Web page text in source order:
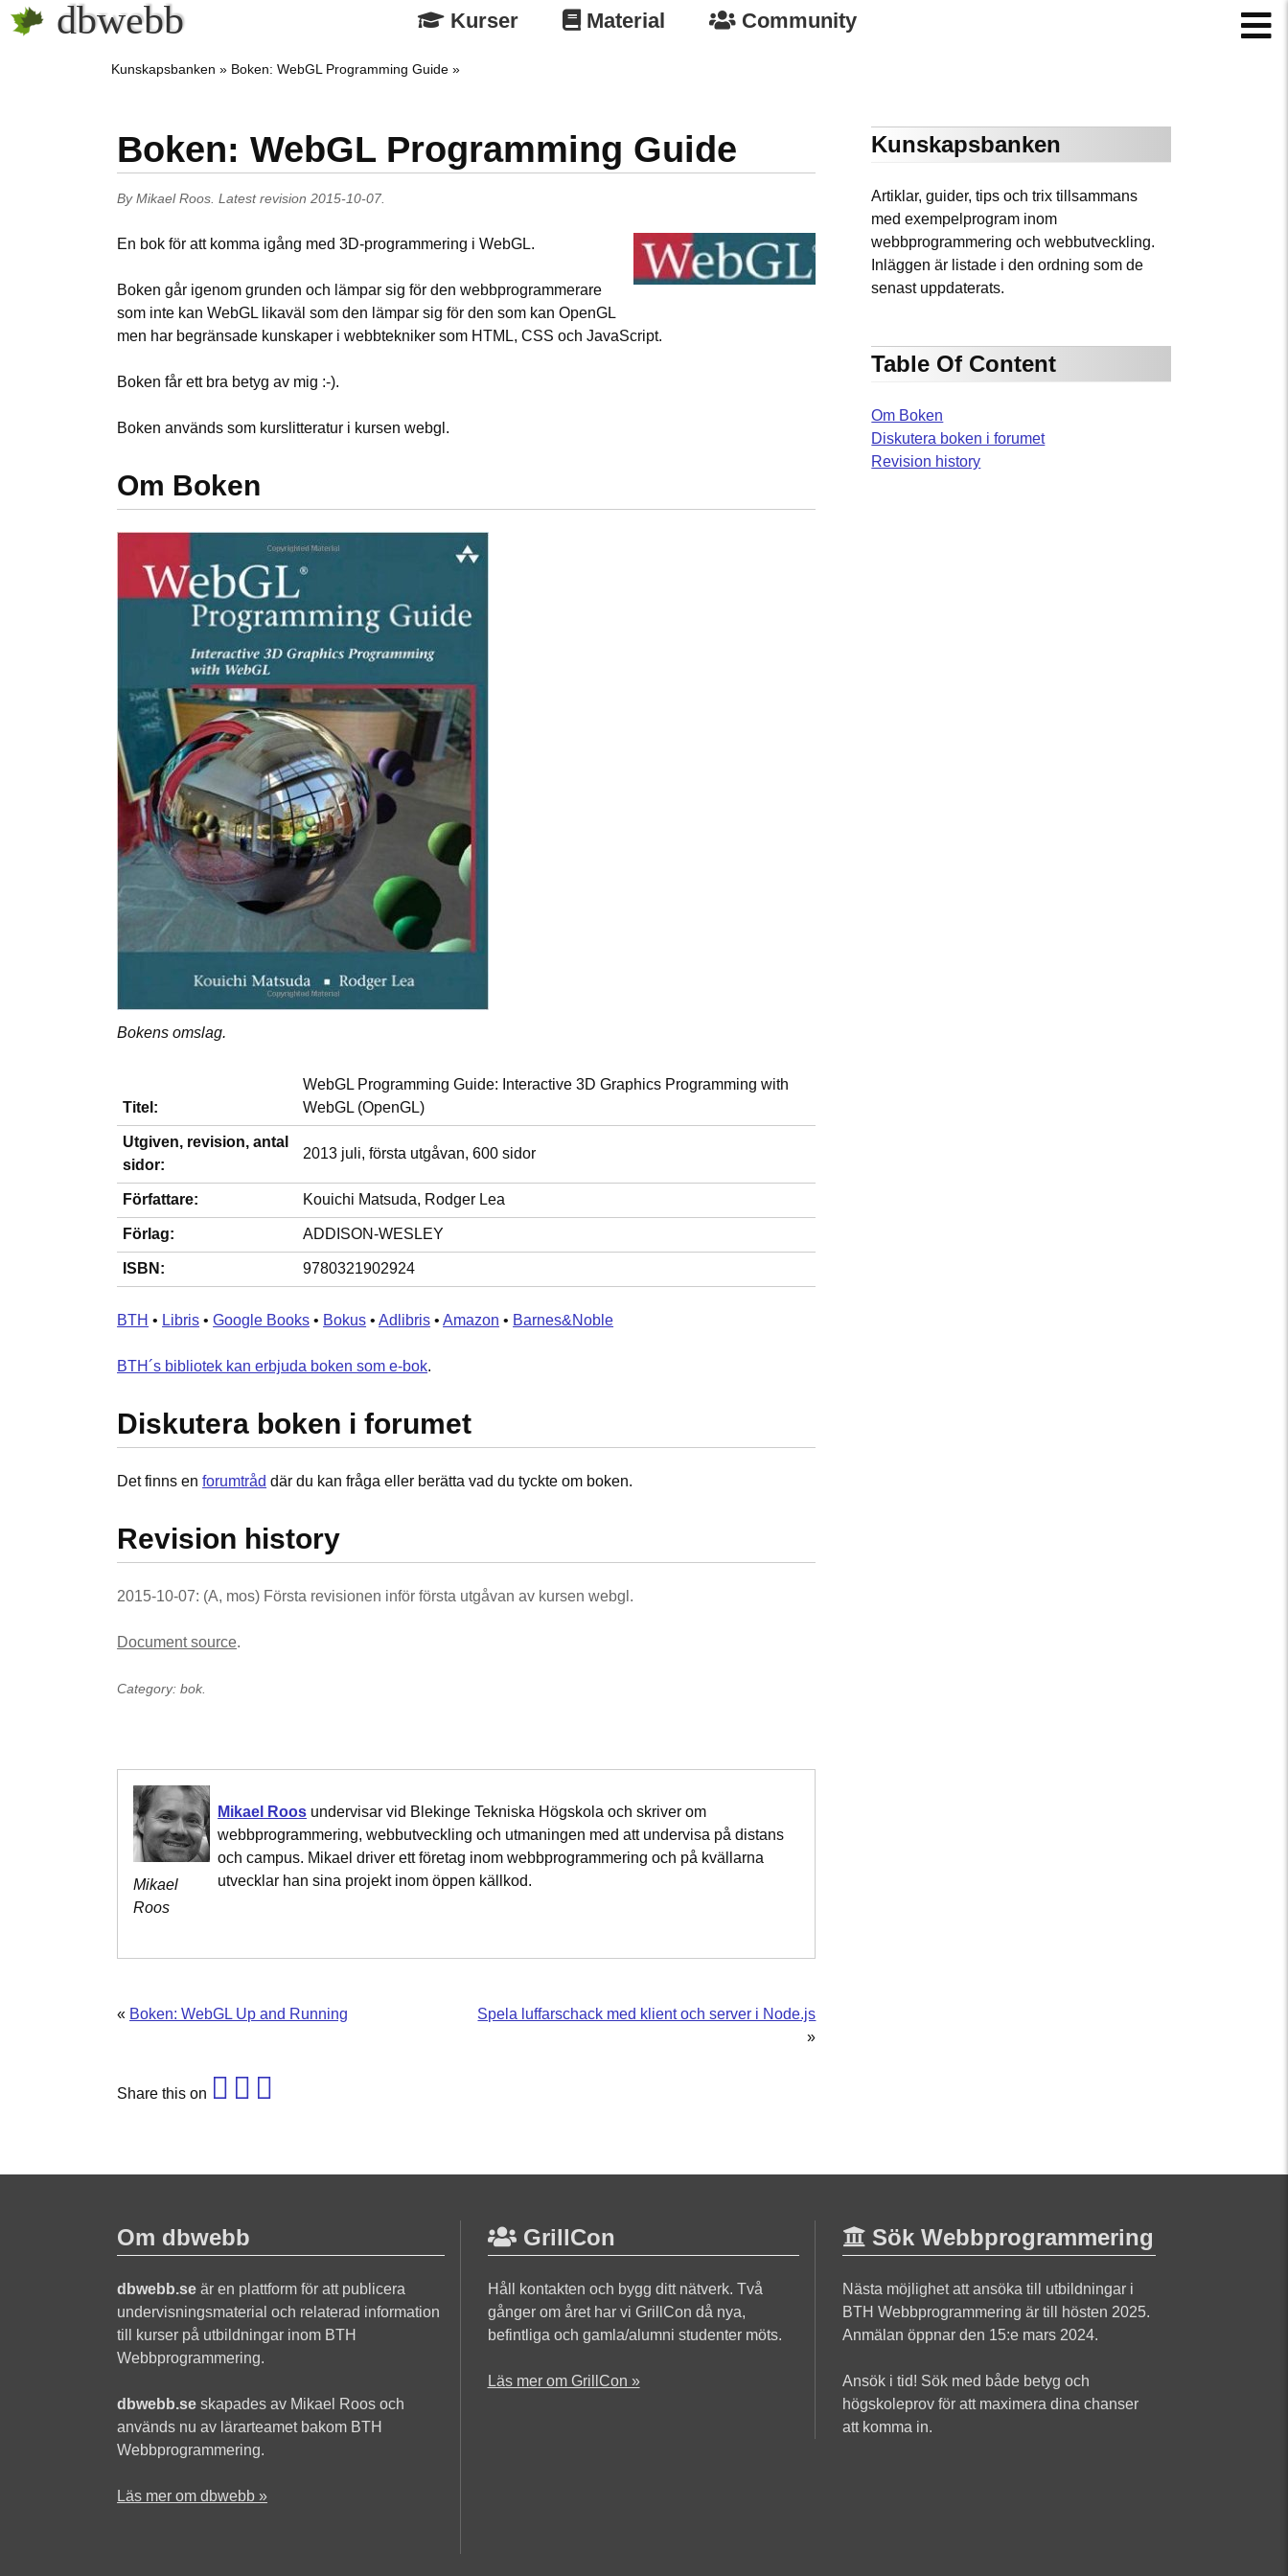
dbwebb Kurser Material Community
Kunskapsbanken Boken: WebGL Programming Guide
Boken: WebGL Programming Guide
ByMikael Roos Latest revision2015-10-07
En bok för att komma igång med 3D-programmering i WebGL.
Boken går igenom grunden och lämpar sig för den webbprogrammerare
som inte kan WebGL likaväl som den lämpar sig för den som kan OpenGL
men har begränsade kunskaper i webbtekniker som HTML, CSS och JavaScript.
Boken får ett bra betyg av mig :-).
Boken används som kurslitteratur i kursen webgl.
Om Boken
Bokens omslag.
Titel:
WebGL Programming Guide: Interactive 3D Graphics Programming with
WebGL (OpenGL)
Utgiven, revision, antal
sidor:
2013 juli, första utgåvan, 600 sidor
Författare: Kouichi Matsuda, Rodger Lea
Förlag: ADDISON-WESLEY
ISBN: 9780321902924
BTH • Libris •Google Books • Bokus •Adlibris •Amazon • Barnes&Noble
BTH´s bibliotek kan erbjuda boken som e-bok.
Diskutera boken i forumet
Det finns enforumtråd där du kan fråga eller berätta vad du tyckte om boken.
Revision history
2015-10-07: (A, mos) Första revisionen inför första utgåvan av kursen webgl.
Document source.
Category: bok.
Mikael
Roos
Mikael Roos undervisar vid Blekinge Tekniska Högskola och skriver om
webbprogrammering, webbutveckling och utmaningen med att undervisa på distans
och campus. Mikael driver ett företag inom webbprogrammering och på kvällarna
utvecklar han sina projekt inom öppen källkod.
Spela luffarschack med klient och server i Node.js
»
« Boken: WebGL Up and Running
Share this on
Kunskapsbanken
Artiklar, guider, tips och trix tillsammans
med exempelprogram inom
webbprogrammering och webbutveckling.
Inläggen är listade i den ordning som de
senast uppdaterats.
Table Of Content
Om Boken
Diskutera boken i forumet
Revision history
Om dbwebb
dbwebb.se är en plattform för att publicera
undervisningsmaterial och relaterad information
till kurser på utbildningar inom BTH
Webbprogrammering.
dbwebb.se skapades av Mikael Roos och
används nu av lärarteamet bakom BTH
Webbprogrammering.
Läs mer om dbwebb »
GrillCon
Håll kontakten och bygg ditt nätverk. Två
gånger om året har vi GrillCon då nya,
befintliga och gamla/alumni studenter möts.
Läs mer om GrillCon »
Sök Webbprogrammering
Nästa möjlighet att ansöka till utbildningar i
BTH Webbprogrammering är till hösten 2025.
Anmälan öppnar den 15:e mars 2024.
Ansök i tid! Sök med både betyg och
högskoleprov för att maximera dina chanser
att komma in.